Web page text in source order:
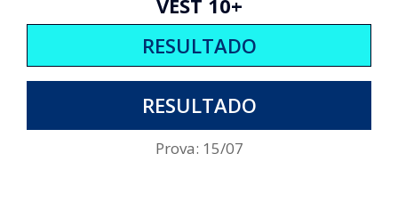
RESULTADO
RESULTADO
Prova: 15/07